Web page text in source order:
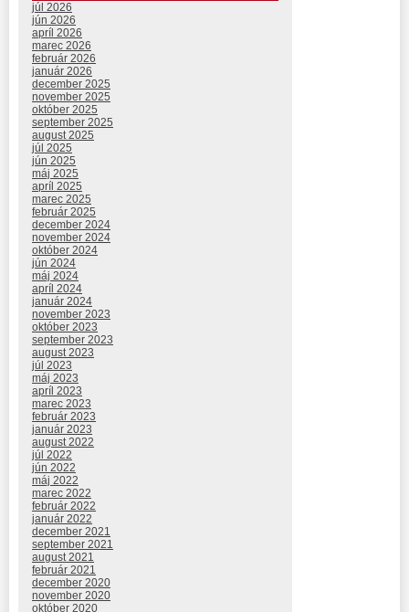
júl 2026
jún 2026
apríl 2026
marec 2026
február 2026
január 2026
december 2025
november 2025
október 2025
september 2025
august 2025
júl 2025
jún 2025
máj 2025
apríl 2025
marec 2025
február 2025
december 2024
november 2024
október 2024
jún 2024
máj 2024
apríl 2024
január 2024
november 2023
október 2023
september 2023
august 2023
júl 2023
máj 2023
apríl 2023
marec 2023
február 2023
január 2023
august 2022
júl 2022
jún 2022
máj 2022
marec 2022
február 2022
január 2022
december 2021
september 2021
august 2021
február 2021
december 2020
november 2020
október 2020